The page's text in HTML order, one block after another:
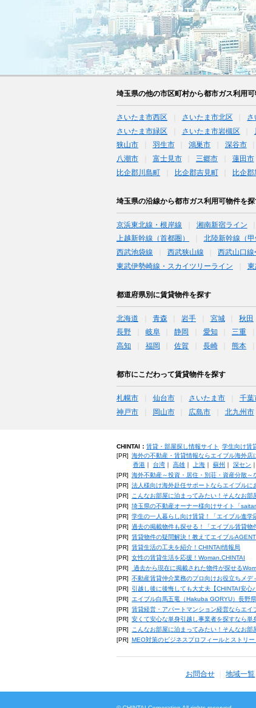
埼玉県の他の市区町村から都市ガス利用
さいたま市西区 さいたま市北区 さ
さいたま市緑区
さいたま市岩槻区
狭山市
羽生市 鴻巣市 深谷市
八潮市
富士見市 三郷市 蓮田市
比企郡川島町
比企郡吉見町 比企
埼玉県の沿線から都市ガス利用可物件を探
京浜東北線・根岸線 湘南新宿ライン
上越新幹線（首都圏）
北陸新幹線（甲
西武池袋線
西武狭山線 西武山口線
東武伊勢崎線・スカイツリーライン
東
都道府県別に賃貸物件を探す
北海道 青森 岩手 宮城 秋田
長野
岐阜 静岡 愛知 三重
高知
福岡 佐賀 長崎 熊本
都市にこだわって賃貸物件を探す
札幌市 仙台市 さいたま市 千葉
神戸市
岡山市 広島市 北九州市
CHINTAI： 賃貸・部屋探し情報サイト 学生向け賃
[PR] 海外の不動産・賃貸情報ならエイブル海外店
香港｜ 台湾｜ 高雄｜ 上海｜ 蘇州 ｜ 深セン ｜
[PR] 海外不動産～投資・居住・別荘・資産分散～
[PR] 法人様向け海外赴任サポートならエイブルに
[PR]
こんなお部屋に泊まってみたい！そんなお
[PR] 埼玉県の不動産オーナー様向けサイト「
[PR] 学生の一人暮らし向け賃貸！「エイブル進学
[PR] 過去の掲載物件も探せる！「エイブル賃貸物
[PR] 賃貸物件の疑問解決！教えてエイブルAGENT
[PR] 賃貸生活の工夫を紹介！CHINTAI情報局
[PR] 女性の賃貸生活を応援！Woman.CHINTAI
[PR]
過去から現在に掲載された物件が探せる
[PR] 不動産賃貸仲介業務のプロ向けお役立ちメデ
[PR]
引越し後に後悔しても大丈夫【CHINTAI安心
[PR]
エイブル白馬五竜（Hakuba GORYU）長野
[PR] 賃貸経営・アパートマンション経営ならエイ
[PR] 安くて安心な単身引越し事業者を探すなら単
[PR]
こんなお部屋に泊まってみたい！そんなお部
[PR]
MEO対策のビジネスプロフィールとストリ
お問合せ 地域一覧